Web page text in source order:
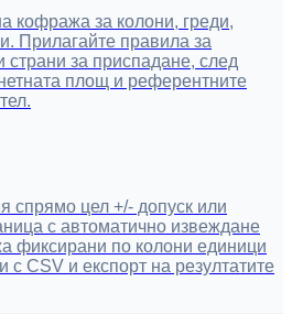
кофража за колони, греди,
Прилагайте правила за
страни за приспадане, след
площ и референтните
спрямо цел +/- допуск или
с автоматично извеждане
фиксирани по колони единици
с CSV и експорт на резултатите